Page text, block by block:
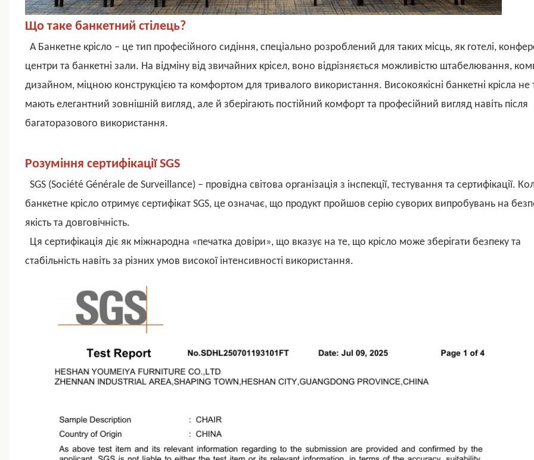
Що таке банкетний стілець?
A Банкетне крісло – це тип професійного сидіння, спеціально розроблений для таких місць, як готелі,
центри та банкетні зали. На відміну від звичайних крісел, воно відрізняється можливістю штабелювання,
дизайном, міцною конструкцією та комфортом для тривалого використання. Високоякісні банкетні крісла не
мають елегантний зовнішній вигляд, але й зберігають постійний комфорт та професійний вигляд навіть після
багаторазового використання.
Розуміння сертифікації SGS
SGS (Société Générale de Surveillance) – провідна світова організація з інспекції, тестування та сертифікації.
банкетне крісло отримує сертифікат SGS, це означає, що продукт пройшов серію суворих випробувань на
якість та довговічність.
Ця сертифікація діє як міжнародна «печатка довіри», що вказує на те, що крісло може зберігати безпеку та
стабільність навіть за різних умов високої інтенсивності використання.